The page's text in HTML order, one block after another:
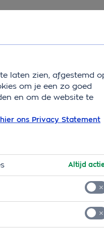
je vel
te doen wat er
blijven is op dit
biedt je graag
waarmee je
Of onze
dat je
het pakket OHRA
laten zien, afgestemd
om je een zo goed
en om de website te
ons Privacy Statement
Altijd